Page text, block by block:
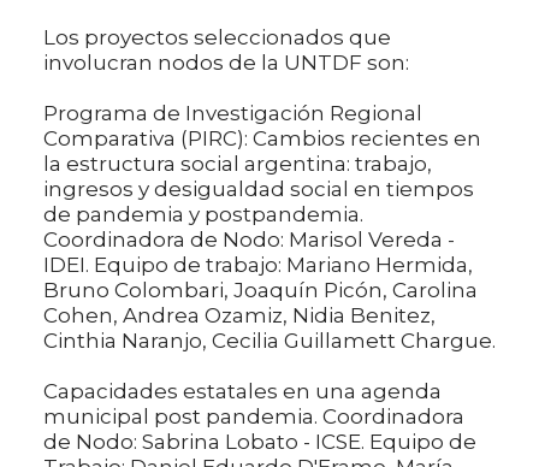
Los proyectos seleccionados que
involucran nodos de la UNTDF son:
Programa de Investigación Regional
Comparativa (PIRC): Cambios recientes en
la estructura social argentina: trabajo,
ingresos y desigualdad social en tiempos
de pandemia y postpandemia.
Coordinadora de Nodo: Marisol Vereda -
IDEI. Equipo de trabajo: Mariano Hermida,
Bruno Colombari, Joaquín Picón, Carolina
Cohen, Andrea Ozamiz, Nidia Benitez,
Cinthia Naranjo, Cecilia Guillamett Chargue.
Capacidades estatales en una agenda
municipal post pandemia. Coordinadora
de Nodo: Sabrina Lobato - ICSE. Equipo de